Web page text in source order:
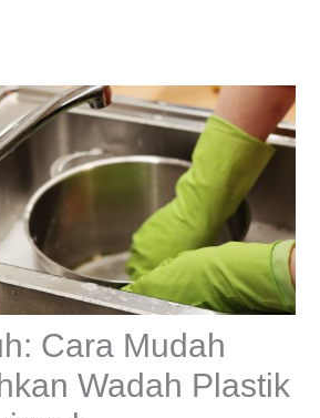
Cara Mudah
Wadah Plastik